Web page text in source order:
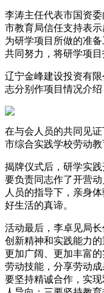
李涛主任代表市国资
市教育局信任支持表
为研学项目所做的准
共同努力，将研学项目
辽宁金峰建设投资有
志分别作项目情况介绍
在与会人员的共同见
市综合实践学校劳动教
揭牌仪式后，研学实
要负责同志作了开营
人员的指导下，亲身
好生活的真谛。
活动最后，李卓见局
创新精神和实践能力
更加广阔、更加丰富
劳动技能，分享劳动
要坚持精诚合作，实